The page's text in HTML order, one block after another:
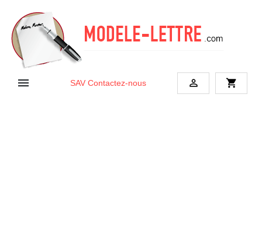
 SAV Contactez-nous  shopping_cart